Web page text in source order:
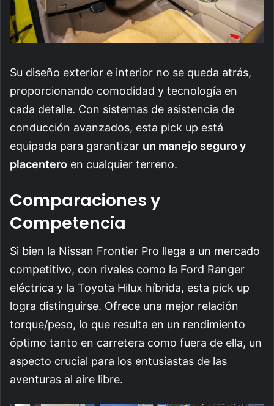
Su diseño exterior e interior no se queda atrás,
proporcionando comodidad y tecnología en
cada detalle. Con sistemas de asistencia de
conducción avanzados, esta pick up está
equipada para garantizar un manejo seguro y
placentero en cualquier terreno.
Comparaciones y
Competencia
Si bien la Nissan Frontier Pro llega a un mercado
competitivo, con rivales como la Ford Ranger
eléctrica y la Toyota Hilux híbrida, esta pick up
logra distinguirse. Ofrece una mejor relación
torque/peso, lo que resulta en un rendimiento
óptimo tanto en carretera como fuera de ella, un
aspecto crucial para los entusiastas de las
aventuras al aire libre.